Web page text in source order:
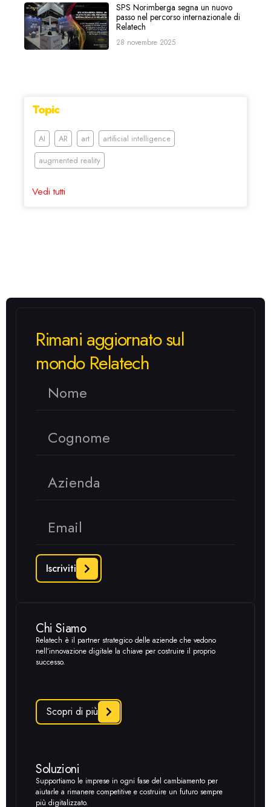
SPS Norimberga segna un nuovo
passo nel percorso internazionale di
Relatech
28 novembre 2025
Topic
AI AR art
artificial intelligence
augmented reality
Vedi tutti